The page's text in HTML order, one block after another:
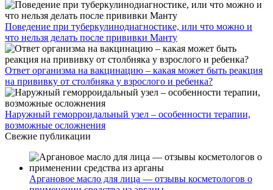
Поведение при туберкулинодиагностике, или что можно и
что нельзя делать после прививки Манту
Ответ организма на вакцинацию – какая может быть реакция
на прививку от столбняка у взрослого и ребенка?
Наружный геморроидальный узел – особенности терапии,
возможные осложнения
Свежие публикации
Аргановое масло для лица — отзывы косметологов о